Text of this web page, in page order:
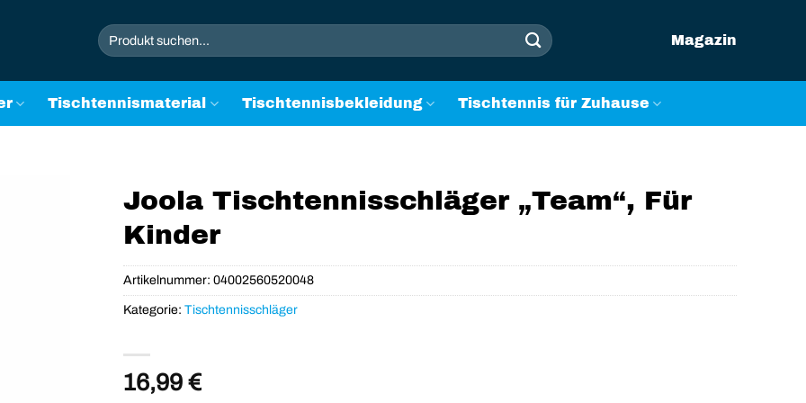
Suchen
nach:
Magazin
Tischtennismaterial Tischtennisbekleidung Tischtennis für Zuhause
Joola Tischtennisschläger „Team“, Für
Kinder
16,99€
Artikelnummer:04002560520048
Kategorie:Tischtennisschläger